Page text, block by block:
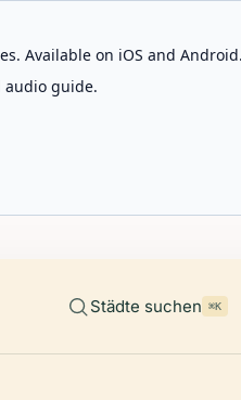
Available on iOS and Android.
audio guide.
Städte suchen ⌘K